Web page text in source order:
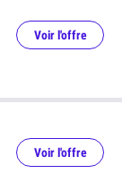
Voir l'offre
Voir l'offre